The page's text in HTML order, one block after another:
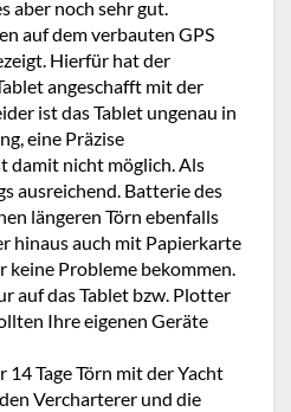
aber noch sehr gut.
auf dem verbauten GPS
Hierfür hat der
angeschafft mit der
ist das Tablet ungenau in
eine Präzise
damit nicht möglich. Als
ausreichend. Batterie des
längeren Törn ebenfalls
hinaus auch mit Papierkarte
keine Probleme bekommen.
auf das Tablet bzw. Plotter
Ihre eigenen Geräte
14 Tage Törn mit der Yacht
Vercharterer und die